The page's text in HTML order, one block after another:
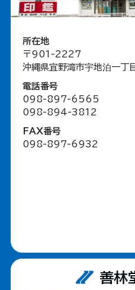
所在地
〒901-2227
沖縄県宜野湾市宇地泊一丁
電話番号
098-897-6565
098-894-3812
FAX番号
098-897-6932
善林